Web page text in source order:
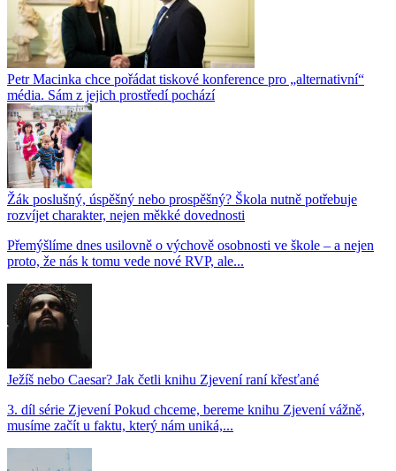
Petr Macinka chce pořádat tiskové konference pro „alternativní“
média. Sám z jejich prostředí pochází
Žák poslušný, úspěšný nebo prospěšný? Škola nutně potřebuje
rozvíjet charakter, nejen měkké dovednosti
Přemýšlíme dnes usilovně o výchově osobnosti ve škole – a nejen
proto, že nás k tomu vede nové RVP, ale...
Ježíš nebo Caesar? Jak četli knihu Zjevení raní křesťané
3. díl série Zjevení Pokud chceme, bereme knihu Zjevení vážně,
musíme začít u faktu, který nám uniká,...